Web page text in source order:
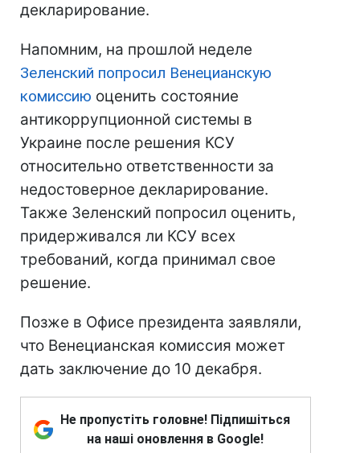
декларирование.
Напомним, на прошлой неделе
Зеленский попросил Венецианскую
комиссию оценить состояние
антикоррупционной системы в
Украине после решения КСУ
относительно ответственности за
недостоверное декларирование.
Также Зеленский попросил оценить,
придерживался ли КСУ всех
требований, когда принимал свое
решение.
Позже в Офисе президента заявляли,
что Венецианская комиссия может
дать заключение до 10 декабря.
Не пропустіть головне! Підпишіться
на наші оновлення в Google!